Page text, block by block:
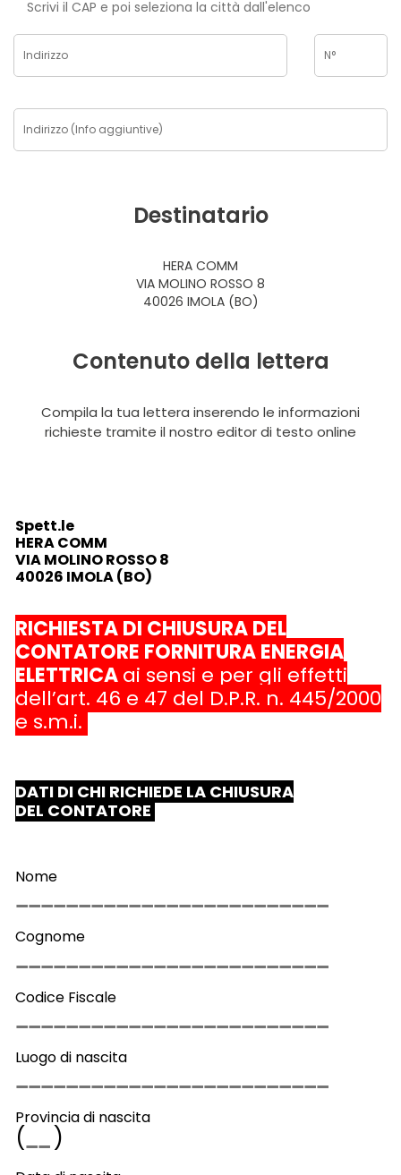
Scrivi il CAP e poi seleziona la città dall'elenco
Destinatario
HERA COMM
VIA MOLINO ROSSO 8
40026 IMOLA (BO)
Contenuto della lettera
Compila la tua lettera inserendo le informazioni
richieste tramite il nostro editor di testo online
Spett.le
HERA COMM
VIA MOLINO ROSSO 8
40026 IMOLA (BO)
RICHIESTA DI CHIUSURA DEL
CONTATORE FORNITURA ENERGIA
ELETTRICAai sensi e per gli effetti
dell’art. 46 e 47 del D.P.R. n. 445/2000
e s.m.i.
DATI DI CHI RICHIEDE LA CHIUSURA
DEL CONTATORE
Nome
Cognome
Codice Fiscale
Luogo di nascita
Provincia di nascita
( )